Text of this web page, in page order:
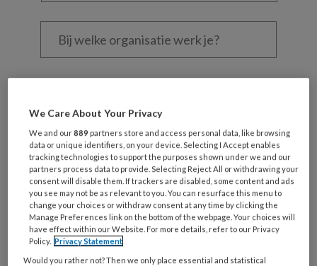
Bij
welke
Untitled
Ontvang 2x per week de
Ontvang iedere zondag het
Management Kinderopvang
Weekoverzicht
Ja, ik geef toestemming voor e-mails
van KinderopvangTotaal en
Springer Media B.V.
We Care About Your Privacy
We and our889 partners store and access personal data, like browsing
data or unique identifiers, on your device. Selecting I Accept enables
tracking technologies to support the purposes shown under we and our
partners process data to provide. Selecting Reject All or withdrawing your
consent will disable them. If trackers are disabled, some content and ads
you see may not be as relevant to you. You can resurface this menu to
change your choices or withdraw consent at any time by clicking the
Manage Preferences link on the bottom of the webpage. Your choices will
have effect within our Website. For more details, refer to our Privacy
Policy. Privacy Statement
Would you rather not? Then we only place essential and statistical